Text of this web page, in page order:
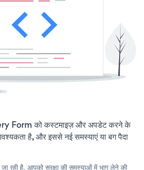
Form को कस्टमाइज़ और अपडेट करने के
है, और इससे नई समस्याएं या बग पैदा
रही है, आपको सुरक्षा की समस्याओं में भाग लेने की